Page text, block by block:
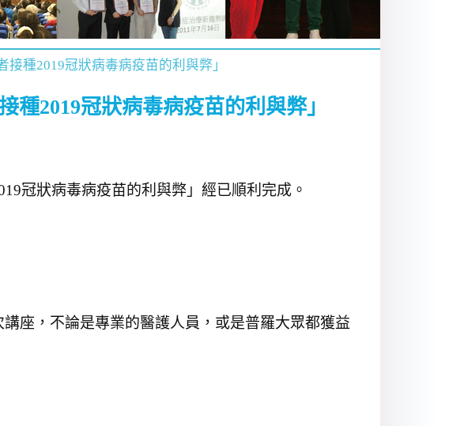
種2019冠狀病毒病疫苗的利與弊」
2019冠狀病毒病疫苗的利與弊」
冠狀病毒病疫苗的利與弊」經已順利完成。
座，不論是專業的醫護人員，或是普羅大眾都獲益